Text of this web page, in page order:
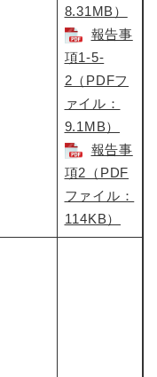
8.31MB）
報告事
項1-5-
2（PDFフ
ァイル：
9.1MB）
報告事
項2（PDF
ファイル：
114KB）